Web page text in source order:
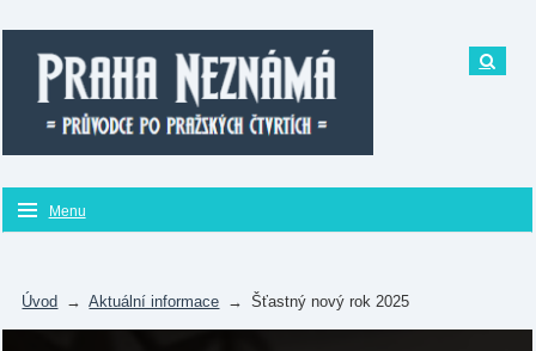
Menu
Úvod → Aktuální informace → Šťastný nový rok 2025